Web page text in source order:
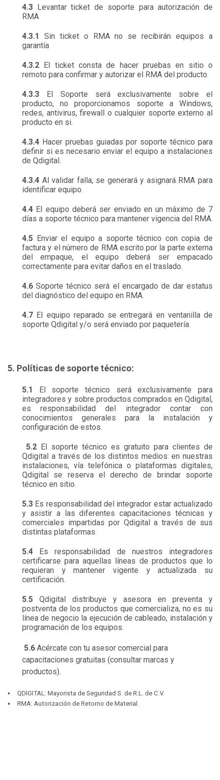
4.3 Levantar ticket de soporte para autorización de
RMA
4.3.1
Sin ticket o RMA no se recibirán equipos a
garantía
4.3.2 El ticket consta de hacer pruebas en sitio o
remoto para confirmar y autorizar el RMA del producto.
4.3.3 El Soporte será exclusivamente sobre el
producto, no proporcionamos soporte a Windows,
redes, antivirus, firewall o cualquier soporte externo al
producto en si.
4.3.4 Hacer pruebas guiadas por soporte técnico para
definir si es necesario enviar el equipo a instalaciones
de Qdigital.
4.3.4 Al validar falla, se generará y asignará RMA para
identificar equipo.
4.4 El equipo deberá ser enviado en un máximo de 7
días a soporte técnico para mantener vigencia del RMA.
4.5 Enviar el equipo a soporte técnico con copia de
factura y el número de RMA escrito por la parte externa
del empaque, el equipo deberá ser empacado
correctamente para evitar daños en el traslado.
4.6Soporte técnico será el encargado de dar estatus
del diagnóstico del equipo en RMA.
4.7 El equipo reparado se entregará en ventanilla de
soporte Qdigital y/o será enviado por paquetería.
5. Políticas de soporte técnico:
5.1
El soporte técnico será exclusivamente para
integradores y sobre productos comprados en Qdigital,
es responsabilidad del integrador contar con
conocimientos generales para la instalación y
configuración de estos.
5.2 El soporte técnico es gratuito para clientes de
Qdigital a través de los distintos medios: en nuestras
instalaciones, vía telefónica o plataformas digitales,
Qdigital se reserva el derecho de brindar soporte
técnico en sitio.
5.3 Es responsabilidad del integrador estar actualizado
y asistir a las diferentes capacitaciones técnicas y
comerciales impartidas por Qdigital a través de sus
distintas plataformas.
5.4 Es responsabilidad de nuestros integradores
certificarse para aquellas líneas de productos que lo
requieran y mantener vigente y actualizada su
certificación.
5.5 Qdigital distribuye y asesora en preventa y
postventa de los productos que comercializa, no es su
línea de negocio la ejecución de cableado, instalación y
programación de los equipos.
5.6 Acércate con tu asesor comercial para
capacitaciones gratuitas (consultar marcas y
productos).
QDIGITAL: Mayorista de Seguridad S. de R.L. de C.V.
RMA: Autorización de Retorno de Material.